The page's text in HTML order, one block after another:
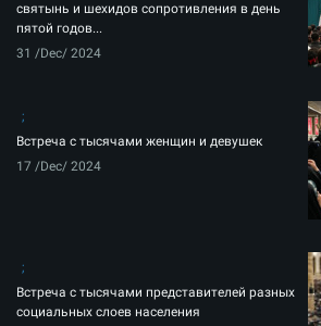
святынь и шехидов сопротивления в день
пятой годов...
31 /Dec/ 2024
Встреча с тысячами женщин и девушек
17 /Dec/ 2024
Встреча с тысячами представителей разных
социальных слоев населения